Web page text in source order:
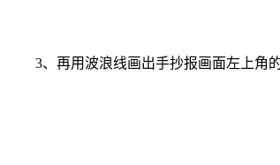
3、再用波浪线画出手抄报画面左上角的